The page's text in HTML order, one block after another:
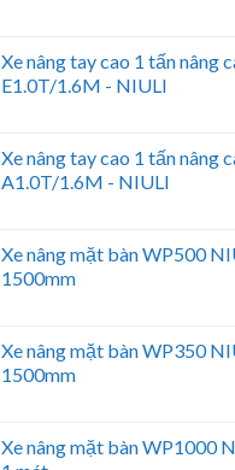
Xe nâng tay cao 1 tấn nâng
E1.0T/1.6M - NIULI
Xe nâng tay cao 1 tấn nâng
A1.0T/1.6M - NIULI
Xe nâng mặt bàn WP500
1500mm
Xe nâng mặt bàn WP350
1500mm
Xe nâng mặt bàn WP1000